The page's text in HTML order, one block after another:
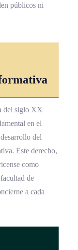
públicos ni
del siglo XX
en el
del
Este derecho,
como
de
a cada